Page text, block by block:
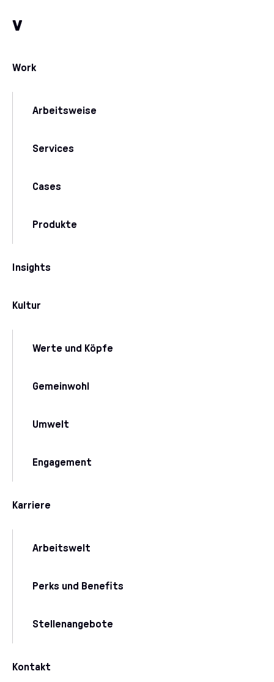
v
Work
Arbeitsweise
Services
Cases
Produkte
Insights
Kultur
Werte und Köpfe
Gemeinwohl
Umwelt
Engagement
Karriere
Arbeitswelt
Perks und Benefits
Stellenangebote
Kontakt